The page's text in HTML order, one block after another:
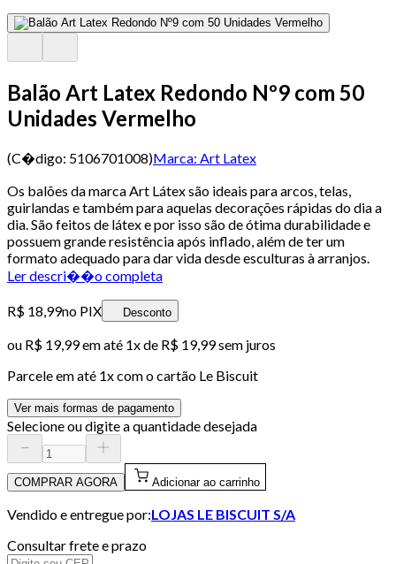
Balão Art Latex Redondo Nº9 com 50
Unidades Vermelho
(C�digo: 5106701008)Marca: Art Latex
Os balões da marca Art Látex são ideais para arcos, telas,
guirlandas e também para aquelas decorações rápidas do dia a
dia. São feitos de látex e por isso são de ótima durabilidade e
possuem grande resistência após inflado, além de ter um
formato adequado para dar vida desde esculturas à arranjos.
Ler descri��o completa
R$ 18,99no PIX Desconto
ou R$ 19,99em até 1x de R$ 19,99sem juros
Parcele em até 1x com o cartão Le Biscuit
Ver mais formas de pagamento
Selecione ou digite a quantidade desejada
COMPRAR AGORA Adicionar ao carrinho
Vendido e entregue por:LOJAS LE BISCUIT S/A
Consultar frete e prazo